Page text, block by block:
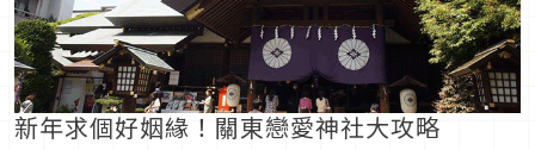
新年求個好姻緣！關東戀愛神社大攻略